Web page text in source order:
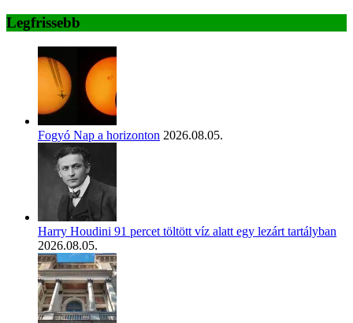
Legfrissebb
Fogyó Nap a horizonton 2026.08.05.
Harry Houdini 91 percet töltött víz alatt egy lezárt tartályban
2026.08.05.